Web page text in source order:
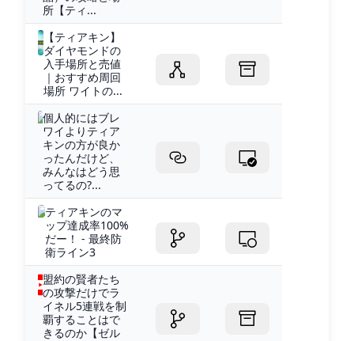
所【ティ...
【ティアキン】
ダイヤモンドの
入手場所と売値
｜おすすめ周回
場所 ワイトの...
個人的にはブレ
ワイよりティア
キンの方が良か
ったんだけど、
みんなはどう思
ってるの?...
ティアキンのマ
ップ達成率100%
だー！ - 最終防
衛ライン3
盟約の賢者たち
の攻撃だけでラ
イネル5連戦を制
覇することはで
きるのか【ゼル